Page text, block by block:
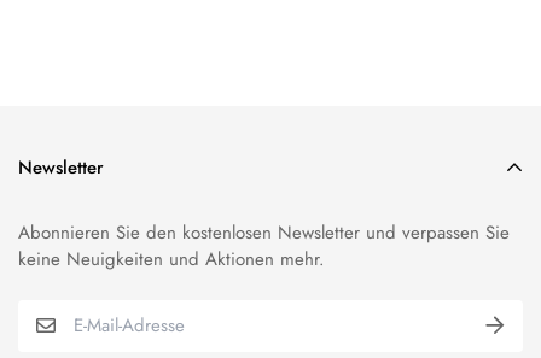
Newsletter
Abonnieren Sie den kostenlosen Newsletter und verpassen Sie
keine Neuigkeiten und Aktionen mehr.